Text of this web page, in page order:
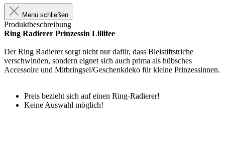
Menü schließen
Produktbeschreibung
Ring Radierer Prinzessin Lillifee
Der Ring Radierer sorgt nicht nur dafür, dass Bleistiftstriche
verschwinden, sondern eignet sich auch prima als hübsches
Accessoire und Mitbringsel/Geschenkdeko für kleine Prinzessinnen.
Preis bezieht sich auf einen Ring-Radierer!
Keine Auswahl möglich!